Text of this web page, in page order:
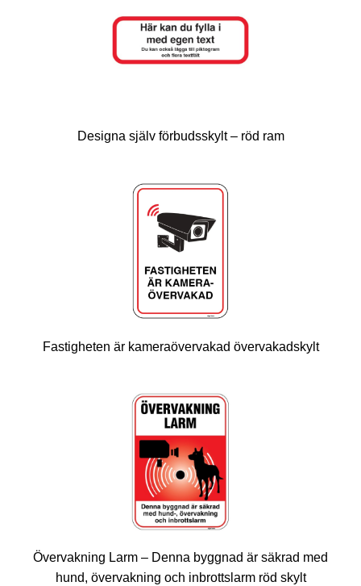
Designa själv förbudsskylt – röd ram
Fastigheten är kameraövervakad övervakadskylt
Övervakning Larm – Denna byggnad är säkrad med
hund, övervakning och inbrottslarm röd skylt